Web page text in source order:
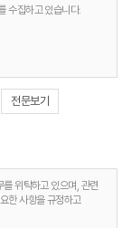
수집하고 있습니다.
지사항 전달
통한 안정적 서비스 운영
전문보기
위탁하고 있으며, 관련
한 사항을 규정하고